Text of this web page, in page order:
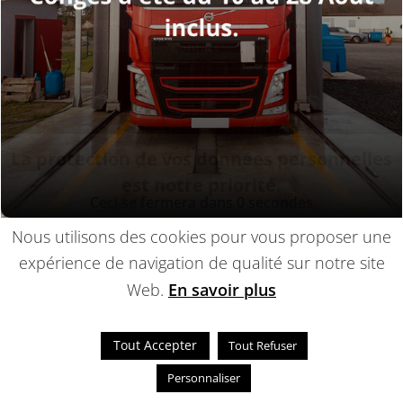
Lavage utilitaires
Parking
Tarifs
Actualités
Contact Prise rdv
© 2014-2022 - Une réalisationEDConcept24.fr
La protection de vos données personnelles
Nous utilisons des cookies pour vous proposer une
expérience de navigation de qualité sur notre site
Web. En savoir plus
Tout Accepter
Tout Refuser
Personnaliser